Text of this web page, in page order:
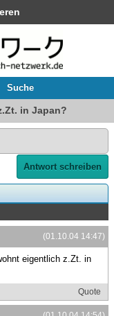
Suche
in Japan?
Antwort schreiben
(01.10.04 14:47)
eigentlich z.Zt. in
Quote